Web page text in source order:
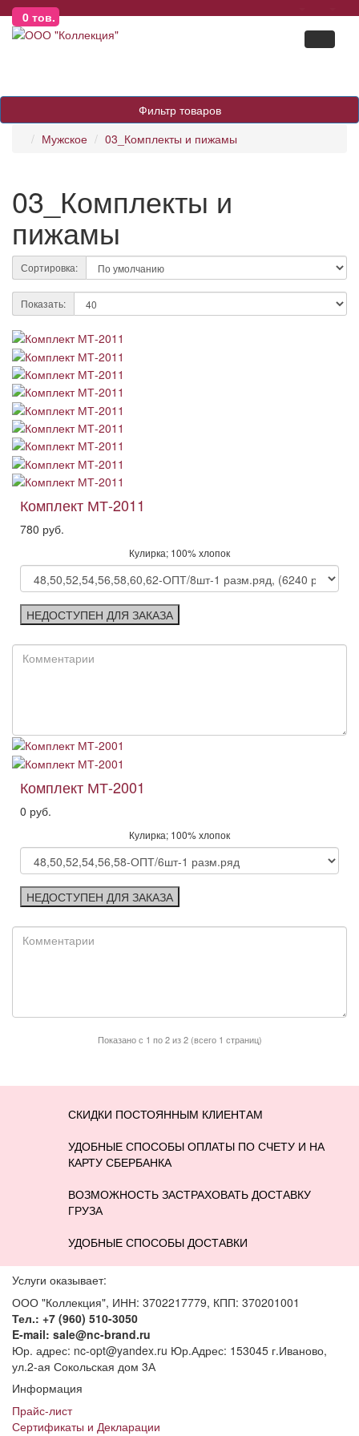
0 тов.
Фильтр товаров
Мужское
03_Комплекты и пижамы
03_Комплекты и
пижамы
Сортировка:
Показать:
Комплект МТ-2011
780 руб.
Кулирка; 100% хлопок
НЕДОСТУПЕН ДЛЯ ЗАКАЗА
Комплект МТ-2001
0 руб.
Кулирка; 100% хлопок
НЕДОСТУПЕН ДЛЯ ЗАКАЗА
Показано с 1 по 2 из 2 (всего 1 страниц)
СКИДКИ ПОСТОЯННЫМ КЛИЕНТАМ
УДОБНЫЕ СПОСОБЫ ОПЛАТЫ ПО СЧЕТУ И НА
КАРТУ СБЕРБАНКА
ВОЗМОЖНОСТЬ ЗАСТРАХОВАТЬ ДОСТАВКУ
ГРУЗА
УДОБНЫЕ СПОСОБЫ ДОСТАВКИ
Услуги оказывает:
ООО "Коллекция", ИНН: 3702217779, КПП: 370201001
Тел.: +7 (960) 510-3050
E-mail: sale@nc-brand.ru
Юр. адрес: nc-opt@yandex.ru Юр.Адрес: 153045 г.Иваново,
ул.2-ая Сокольская дом 3А
Информация
Прайс-лист
Сертификаты и Декларации